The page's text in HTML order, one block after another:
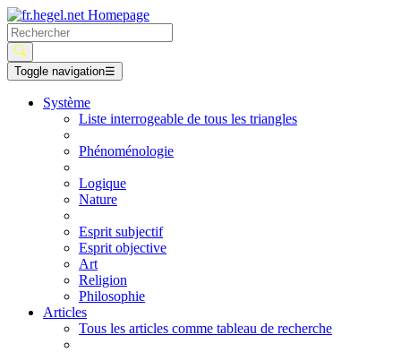
Toggle navigation☰
Système
Liste interrogeable de tous les triangles
Phénoménologie
Logique
Nature
Esprit subjectif
Esprit objective
Art
Religion
Philosophie
Articles
Tous les articles comme tableau de recherche